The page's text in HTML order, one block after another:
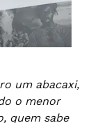
um abacaxi,
o menor
quem sabe